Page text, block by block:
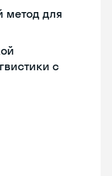
метод для
с